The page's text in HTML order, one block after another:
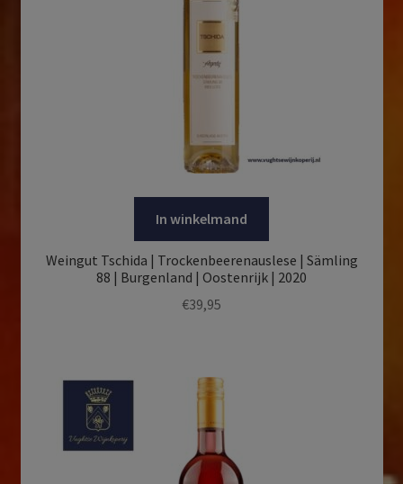
In winkelmand
Weingut Tschida | Trockenbeerenauslese | Sämling
88 | Burgenland | Oostenrijk | 2020
€39,95